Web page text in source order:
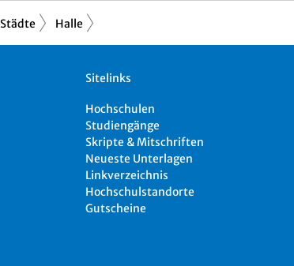
Städte Halle
Sitelinks
Hochschulen
Studiengänge
Skripte & Mitschriften
Neueste Unterlagen
Linkverzeichnis
Hochschulstandorte
Gutscheine